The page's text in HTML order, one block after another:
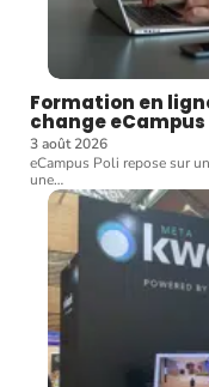
Formation en
change
3 août 2026
eCampus Poli repose sur
une…